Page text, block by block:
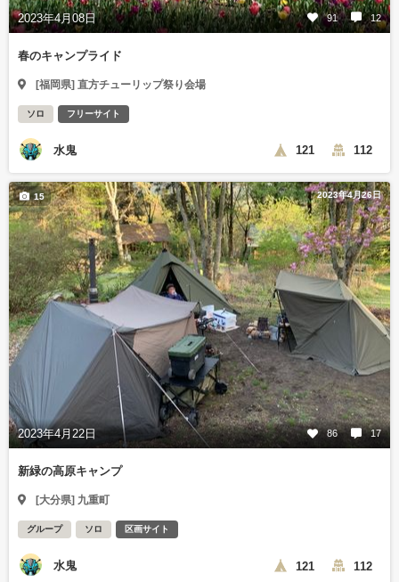
2023年4月08日 91 12
春のキャンプライド
[福岡県] 直方チューリップ祭り会場
ソロ フリーサイト
水鬼 121 112
2023年4月26日
2023年4月22日 86 17
15
新緑の高原キャンプ
[大分県] 九重町
グループ ソロ 区画サイト
水鬼 121 112